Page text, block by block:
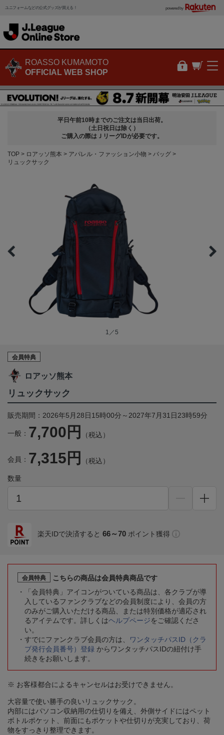
ユニフォームなどの公式グッズが買える！ powered by
ROASSO KUMAMOTO
OFFICIAL WEB SHOP
平日午前10時までのご注文は当日出荷。
（土日祝日は除く）
ご購入の際はＪリーグIDが必要です。
TOP ロアッソ熊本 アパレル・ファッション小物
バッグ
リュックサック
1／5
会員特典
ロアッソ熊本
リュックサック
販売期間：2026年5月28日15時00分～2027年7月31日23時59分
一般： 7,700円 （税込）
会員： 7,315円 （税込）
数量
楽天IDで決済すると 66～70 ポイント獲得
会員特典
こちらの商品は会員特典商品です
「会員特典」アイコンがついている商品は、各クラブが導
入しているファンクラブなどの会員制度により、会員の方
のみがご購入いただける商品、または特別価格が適応され
るアイテムです。詳しくはヘルプページをご確認くださ
い。
すでにファンクラブ会員の方は、
ワンタッチパスID（クラ
ブ発行会員番号）登録 からワンタッチパスIDの紐付け手
続きをお願いします。
※ お客様都合によるキャンセルはお受けできません。
大容量で使い勝手の良いリュックサック。
内部にはパソコン収納用の仕切りを備え、外側サイドにはペット
ボトルポケット、前面にもポケットや仕切りが充実しており、荷
物をすっきり整理できます。